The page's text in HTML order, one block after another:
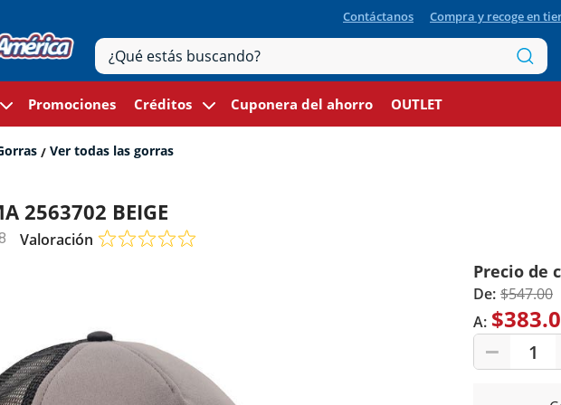
Contáctanos Compra y recoge en
Promociones Créditos Cuponera del ahorro OUTLET
Ver todas las gorras
2563702 BEIGE
Valoración
Precio de
De: $547.00
A:
1